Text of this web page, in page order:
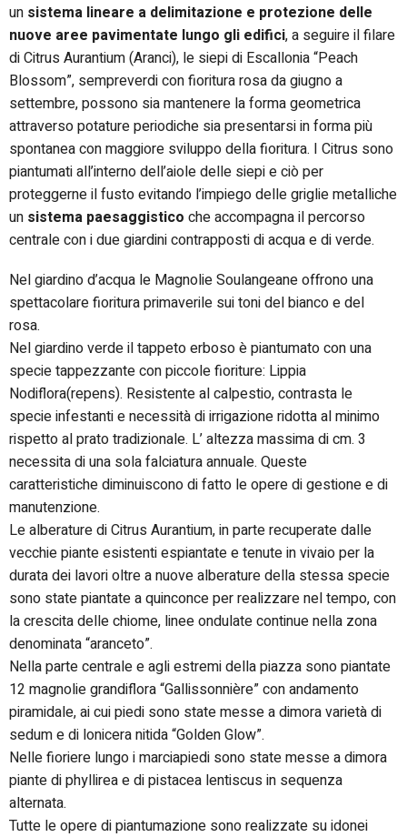
un sistema lineare a delimitazione e protezione delle
nuove aree pavimentate lungo gli edifici, a seguire il filare
di Citrus Aurantium (Aranci), le siepi di Escallonia “Peach
Blossom”, sempreverdi con fioritura rosa da giugno a
settembre, possono sia mantenere la forma geometrica
attraverso potature periodiche sia presentarsi in forma più
spontanea con maggiore sviluppo della fioritura. I Citrus sono
piantumati all’interno dell’aiole delle siepi e ciò per
proteggerne il fusto evitando l’impiego delle griglie metalliche
un sistema paesaggistico che accompagna il percorso
centrale con i due giardini contrapposti di acqua e di verde.
Nel giardino d’acqua le Magnolie Soulangeane offrono una
spettacolare fioritura primaverile sui toni del bianco e del
rosa.
Nel giardino verde il tappeto erboso è piantumato con una
specie tappezzante con piccole fioriture: Lippia
Nodiflora(repens). Resistente al calpestio, contrasta le
specie infestanti e necessità di irrigazione ridotta al minimo
rispetto al prato tradizionale. L’ altezza massima di cm. 3
necessita di una sola falciatura annuale. Queste
caratteristiche diminuiscono di fatto le opere di gestione e di
manutenzione.
Le alberature di Citrus Aurantium, in parte recuperate dalle
vecchie piante esistenti espiantate e tenute in vivaio per la
durata dei lavori oltre a nuove alberature della stessa specie
sono state piantate a quinconce per realizzare nel tempo, con
la crescita delle chiome, linee ondulate continue nella zona
denominata “aranceto”.
Nella parte centrale e agli estremi della piazza sono piantate
12 magnolie grandiflora “Gallissonnière” con andamento
piramidale, ai cui piedi sono state messe a dimora varietà di
sedum e di lonicera nitida “Golden Glow”.
Nelle fioriere lungo i marciapiedi sono state messe a dimora
piante di phyllirea e di pistacea lentiscus in sequenza
alternata.
Tutte le opere di piantumazione sono realizzate su idonei